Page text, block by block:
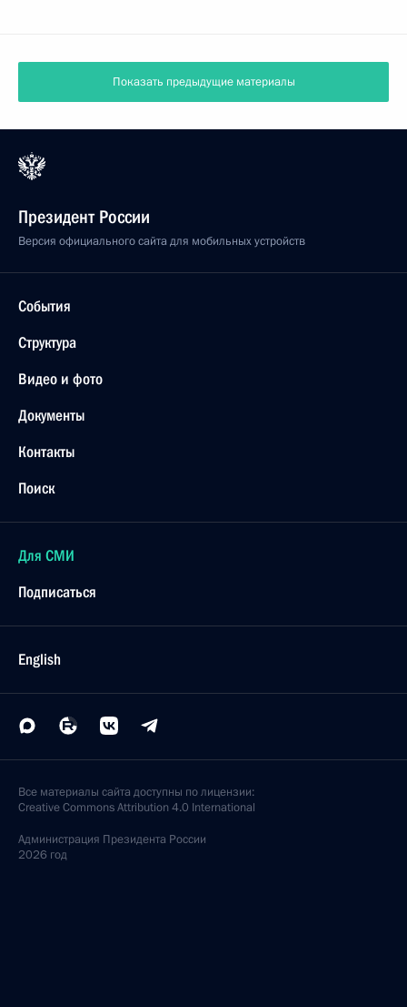
Показать предыдущие материалы
Президент России
Версия официального сайта для мобильных устройств
События
Структура
Видео и фото
Документы
Контакты
Поиск
Для СМИ
Подписаться
English
Все материалы сайта доступны по лицензии:
Creative Commons Attribution 4.0 International
Администрация Президента России
2026 год